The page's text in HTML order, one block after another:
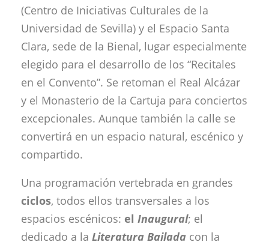
(Centro de Iniciativas Culturales de la
Universidad de Sevilla) y el Espacio Santa
Clara, sede de la Bienal, lugar especialmente
elegido para el desarrollo de los “Recitales
en el Convento”. Se retoman el Real Alcázar
y el Monasterio de la Cartuja para conciertos
excepcionales. Aunque también la calle se
convertirá en un espacio natural, escénico y
compartido.
Una programación vertebrada en grandes
ciclos, todos ellos transversales a los
espacios escénicos: el Inaugural; el
dedicado a la Literatura Bailada con la